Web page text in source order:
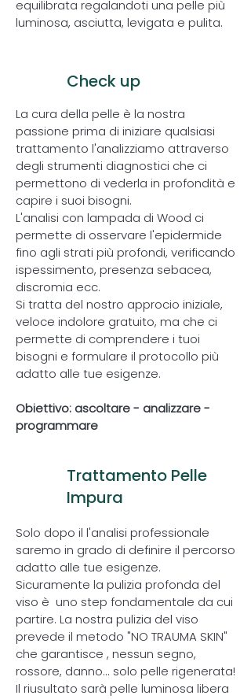
equilibrata regalandoti una pelle più
luminosa, asciutta, levigata e pulita.
Check up
La cura della pelle è la nostra
passione prima di iniziare qualsiasi
trattamento l'analizziamo attraverso
degli strumenti diagnostici che ci
permettono di vederla in profondità e
capire i suoi bisogni.
L'analisi con lampada di Wood ci
permette di osservare l'epidermide
fino agli strati più profondi, verificando
ispessimento, presenza sebacea,
discromia ecc.
Si tratta del nostro approcio iniziale,
veloce indolore gratuito, ma che ci
permette di comprendere i tuoi
bisogni e formulare il protocollo più
adatto alle tue esigenze.
Obiettivo: ascoltare - analizzare -
programmare
Trattamento Pelle
Impura
Solo dopo il l'analisi professionale
saremo in grado di definire il percorso
adatto alle tue esigenze.
Sicuramente la pulizia profonda del
viso è uno step fondamentale da cui
partire. La nostra pulizia del viso
prevede il metodo "NO TRAUMA SKIN"
che garantisce , nessun segno,
rossore, danno... solo pelle rigenerata!
Il riusultato sarà pelle luminosa libera